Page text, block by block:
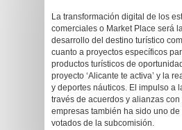
La transformación digital de los
comerciales o Market Place será
desarrollo del destino turístico
cuanto a proyectos específicos
productos turísticos de
proyecto ‘Alicante te activa’ y la
y deportes náuticos. El impulso a
través de acuerdos y alianzas
empresas también ha sido uno
votados de la subcomisión.